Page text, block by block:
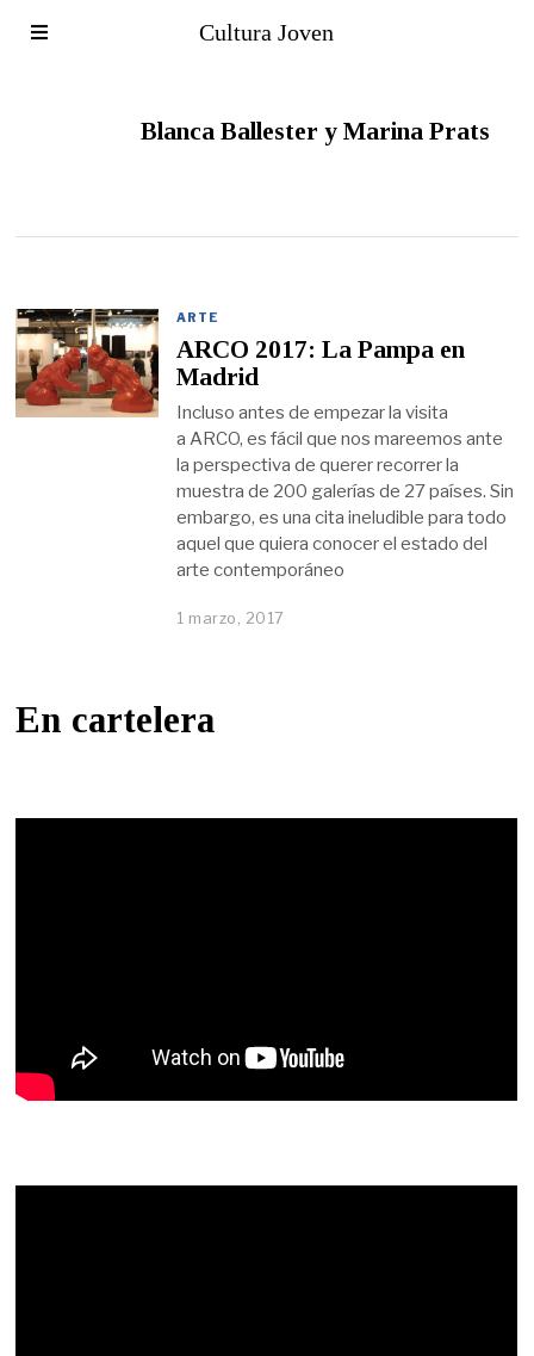
Cultura Joven
Blanca Ballester y Marina Prats
ARTE
ARCO 2017: La Pampa en
Madrid
Incluso antes de empezar la visita
a ARCO, es fácil que nos mareemos ante
la perspectiva de querer recorrer la
muestra de 200 galerías de 27 países. Sin
embargo, es una cita ineludible para todo
aquel que quiera conocer el estado del
arte contemporáneo
1 marzo, 2017
En cartelera